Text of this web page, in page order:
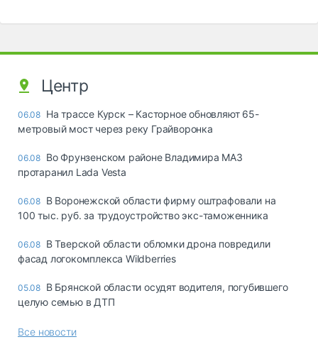
Центр
06.08 На трассе Курск – Касторное обновляют 65-
метровый мост через реку Грайворонка
06.08 Во Фрунзенском районе Владимира МАЗ
протаранил Lada Vesta
06.08 В Воронежской области фирму оштрафовали на
100 тыс. руб. за трудоустройство экс-таможенника
06.08 В Тверской области обломки дрона повредили
фасад логокомплекса Wildberries
05.08 В Брянской области осудят водителя, погубившего
целую семью в ДТП
Все новости